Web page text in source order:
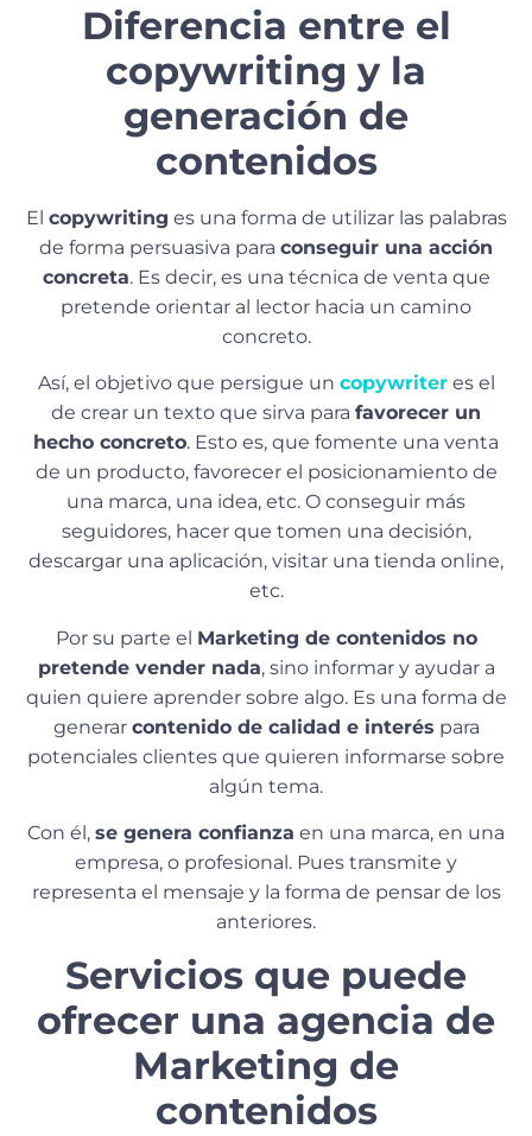
Diferencia entre el
copywriting y la
generación de
contenidos
El copywriting es una forma de utilizar las palabras
de forma persuasiva para conseguir una acción
concreta. Es decir, es una técnica de venta que
pretende orientar al lector hacia un camino
concreto.
Así, el objetivo que persigue un copywriteres el
de crear un texto que sirva para favorecer un
hecho concreto. Esto es, que fomente una venta
de un producto, favorecer el posicionamiento de
una marca, una idea, etc. O conseguir más
seguidores, hacer que tomen una decisión,
descargar una aplicación, visitar una tienda online,
etc.
Por su parte el Marketing de contenidos no
pretende vender nada, sino informar y ayudar a
quien quiere aprender sobre algo. Es una forma de
generar contenido de calidad e interés para
potenciales clientes que quieren informarse sobre
algún tema.
Con él, se genera confianza en una marca, en una
empresa, o profesional. Pues transmite y
representa el mensaje y la forma de pensar de los
anteriores.
Servicios que puede
ofrecer una agencia de
Marketing de
contenidos